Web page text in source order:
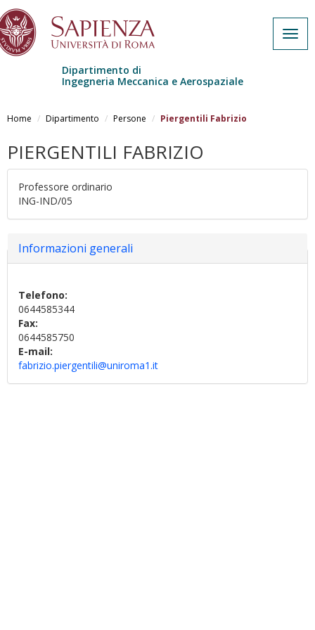
Dipartimento di
Ingegneria Meccanica e Aerospaziale
Home Dipartimento Persone Piergentili Fabrizio
PIERGENTILI FABRIZIO
Professore ordinario
ING-IND/05
Nascondi
Informazioni generali
Telefono:
0644585344
Fax:
0644585750
E-mail:
fabrizio.piergentili@uniroma1.it